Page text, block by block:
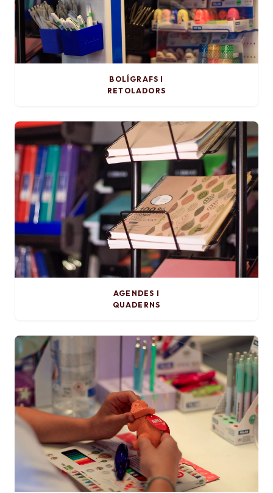
BOLÍGRAFS I
RETOLADORS
AGENDES I
QUADERNS